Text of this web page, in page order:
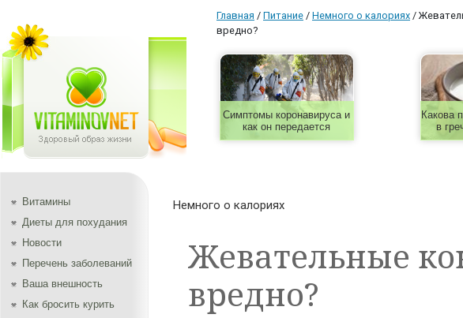
Главная / Питание / Немного о калориях /
вредно?
Симптомы коронавируса и
как он передается
Какова
в
Витамины
Диеты для похудания
Новости
Перечень заболеваний
Ваша внешность
Как бросить курить
Немного о калориях
Жевательные
вредно?